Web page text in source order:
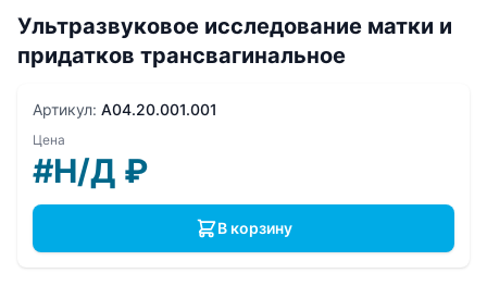
Ультразвуковое исследование матки и
придатков трансвагинальное
Артикул: A04.20.001.001
Цена
#Н/Д ₽
В корзину